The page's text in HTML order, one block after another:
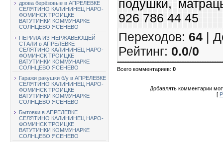
дрова берёзовые в АПРЕЛЕВКЕ
СЕЛЯТИНО КАЛИНИНЕЦ НАРО-
ФОМИНСК ТРОИЦКЕ
ВАТУТИНКИ КОММУНАРКЕ
СОЛНЦЕВО ЯСЕНЕВО
ПЕРИЛА ИЗ НЕРЖАВЕЮЩЕЙ
СТАЛИ в АПРЕЛЕВКЕ
СЕЛЯТИНО КАЛИНИНЕЦ НАРО-
ФОМИНСК ТРОИЦКЕ
ВАТУТИНКИ КОММУНАРКЕ
СОЛНЦЕВО ЯСЕНЕВО
Гаражи ракушки б/у в АПРЕЛЕВКЕ
СЕЛЯТИНО КАЛИНИНЕЦ НАРО-
ФОМИНСК ТРОИЦКЕ
ВАТУТИНКИ КОММУНАРКЕ
СОЛНЦЕВО ЯСЕНЕВО
Бытовки в АПРЕЛЕВКЕ
СЕЛЯТИНО КАЛИНИНЕЦ НАРО-
ФОМИНСК ТРОИЦКЕ
ВАТУТИНКИ КОММУНАРКЕ
СОЛНЦЕВО ЯСЕНЕВО
подушки,
926 786 44 45
Переходов: 64 |
Рейтинг: 0.0/0
Всего комментариев: 0
Добавлять комментарии
[